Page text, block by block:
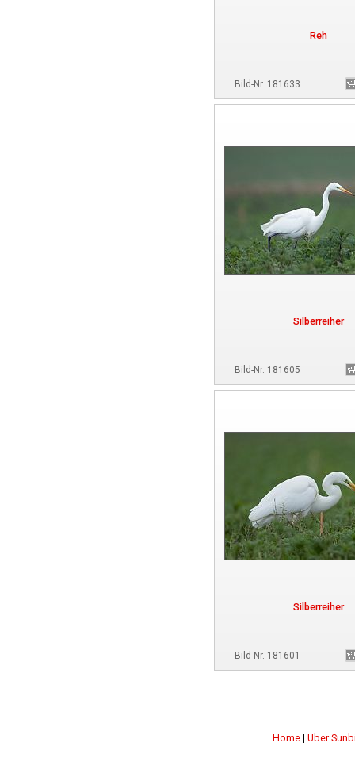
Reh
Bild-Nr. 181633
Silberreiher
Bild-Nr. 181605
Silberreiher
Bild-Nr. 181601
Home | Über